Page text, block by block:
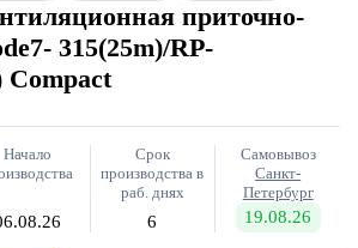
приточно-
315(25m)/RP-
Compact
Начало
Срок
производства в
раб. днях
6
Самовывоз
Санкт-
Петербург
19.08.26